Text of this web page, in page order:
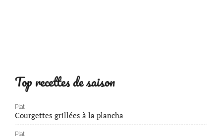
Top recettes de saison
Plat
Courgettes grillées à la plancha
Plat